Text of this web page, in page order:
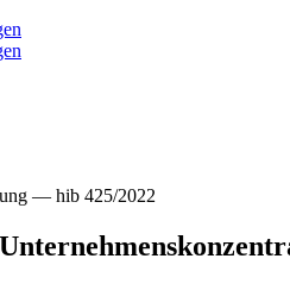
— hib 425/2022